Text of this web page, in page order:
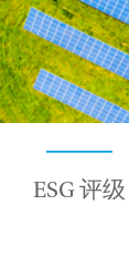
ESG 评级